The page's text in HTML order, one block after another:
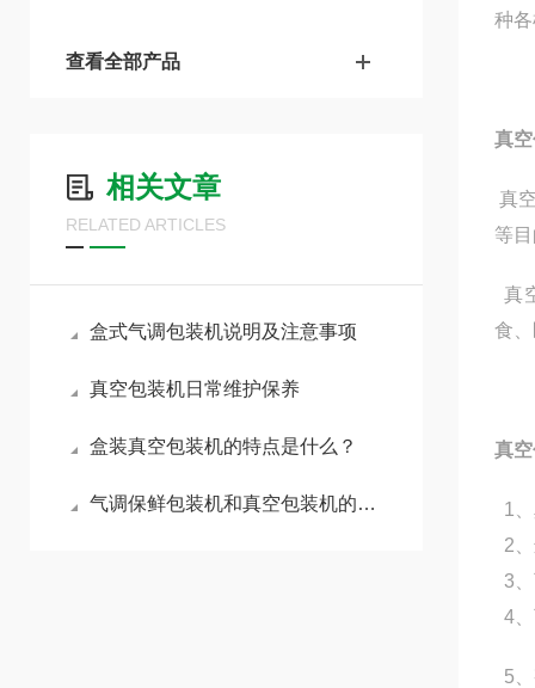
查看全部产品
相关文章
RELATED ARTICLES
盒式气调包装机说明及注意事项
真空包装机日常维护保养
盒装真空包装机的特点是什么？
气调保鲜包装机和真空包装机的优势解析
种
真
真
等
真
食
真
1
2
3
4
5